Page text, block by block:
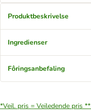
Produktbeskrivelse
Ingredienser
Fôringsanbefaling
*Veil. pris = Veiledende pris **